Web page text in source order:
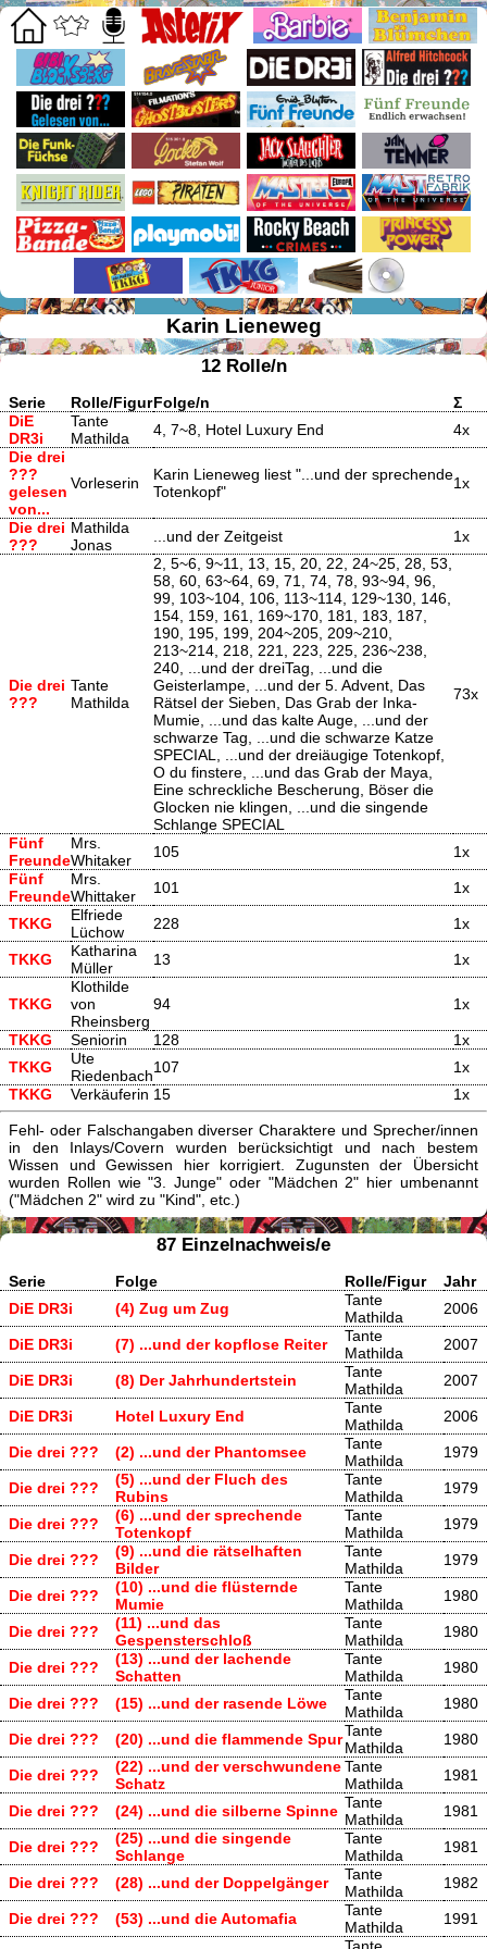
Karin Lieneweg
12 Rolle/n
Serie Rolle/FigurFolge/n
Σ
DiE
DR3i
Tante
Mathilda
4, 7~8, Hotel Luxury End
4x
Die drei
???
gelesen
von...
Vorleserin
Karin Lieneweg liest "...und der sprechende
Totenkopf"
1x
Die drei
???
Mathilda
Jonas
...und der Zeitgeist 1x
Die drei
???
Tante
Mathilda
2, 5~6, 9~11, 13, 15, 20, 22, 24~25, 28, 53,
58, 60, 63~64, 69, 71, 74, 78, 93~94, 96,
99, 103~104, 106, 113~114, 129~130, 146,
154, 159, 161, 169~170, 181, 183, 187,
190, 195, 199, 204~205, 209~210,
213~214, 218, 221, 223, 225, 236~238,
240, ...und der dreiTag, ...und die
Geisterlampe, ...und der 5. Advent, Das
Rätsel der Sieben, Das Grab der Inka-
Mumie, ...und das kalte Auge, ...und der
schwarze Tag, ...und die schwarze Katze
SPECIAL, ...und der dreiäugige Totenkopf,
O du finstere, ...und das Grab der Maya,
Eine schreckliche Bescherung, Böser die
Glocken nie klingen, ...und die singende
Schlange SPECIAL
73x
Fünf
Freunde
Mrs.
Whitaker
105
1x
Fünf
Freunde
Mrs.
Whittaker
101 1x
TKKG
Elfriede
Lüchow
228 1x
TKKG
Katharina
Müller
13 1x
TKKG
Klothilde
von
Rheinsberg
94 1x
TKKG Seniorin 128
1x
TKKG
Ute
Riedenbach107
1x
TKKG
Verkäuferin 15 1x
Fehl- oder Falschangaben diverser Charaktere und Sprecher/innen
in den Inlays/Covern wurden berücksichtigt und nach bestem
Wissen und Gewissen hier korrigiert. Zugunsten der Übersicht
wurden Rollen wie "3. Junge" oder "Mädchen 2" hier umbenannt
("Mädchen 2" wird zu "Kind", etc.)
87 Einzelnachweis/e
Serie Folge Rolle/Figur
Jahr
DiE DR3i
(4) Zug um Zug
Tante
Mathilda
2006
DiE DR3i (7) ...und der kopflose Reiter
Tante
Mathilda
2007
DiE DR3i (8) Der Jahrhundertstein
Tante
Mathilda
2007
DiE DR3i Hotel Luxury End
Tante
Mathilda
2006
Die drei ??? (2) ...und der Phantomsee
Tante
Mathilda
1979
Die drei ???
(5) ...und der Fluch des
Rubins
Tante
Mathilda
1979
Die drei ???
(6) ...und der sprechende
Totenkopf
Tante
Mathilda
1979
Die drei ???
(9) ...und die rätselhaften
Bilder
Tante
Mathilda
1979
Die drei ???
(10) ...und die flüsternde
Mumie
Tante
Mathilda
1980
Die drei ???
(11) ...und das
Gespensterschloß
Tante
Mathilda
1980
Die drei ???
(13) ...und der lachende
Schatten
Tante
Mathilda
1980
Die drei ??? (15) ...und der rasende Löwe
Tante
Mathilda
1980
Die drei ??? (20) ...und die flammende SpurTante
Mathilda
1980
Die drei ???
(22) ...und der verschwundene
Schatz
Tante
Mathilda
1981
Die drei ??? (24) ...und die silberne Spinne Tante
Mathilda
1981
Die drei ???
(25) ...und die singende
Schlange
Tante
Mathilda
1981
Die drei ??? (28) ...und der Doppelgänger
Tante
Mathilda
1982
Die drei ??? (53) ...und die Automafia
Tante
Mathilda
1991
Tante